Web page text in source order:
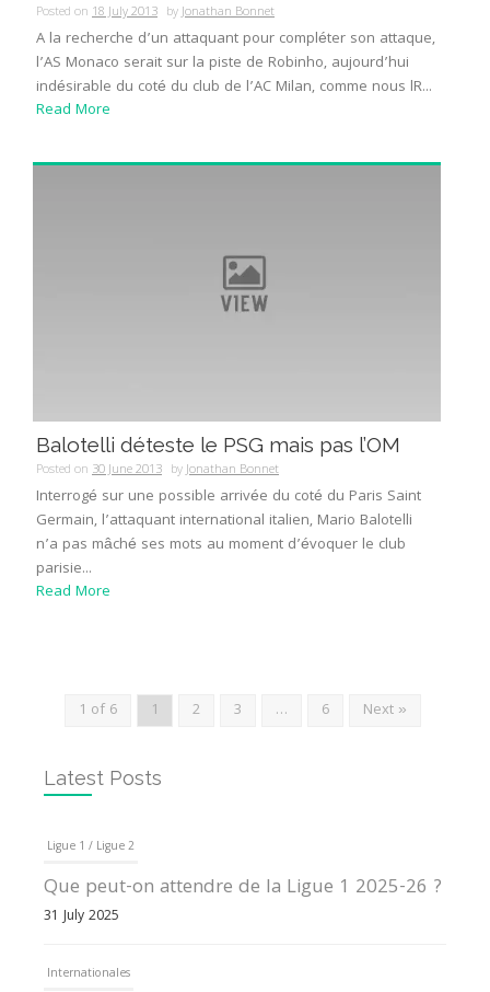
Posted on 18 July 2013 byJonathan Bonnet
A la recherche d’un attaquant pour compléter son attaque,
l’AS Monaco serait sur la piste de Robinho, aujourd’hui
indésirable du coté du club de l’AC Milan, comme nous lR...
Read More
Balotelli déteste le PSG mais pas l’OM
Posted on 30 June 2013 byJonathan Bonnet
Interrogé sur une possible arrivée du coté du Paris Saint
Germain, l’attaquant international italien, Mario Balotelli
n’a pas mâché ses mots au moment d’évoquer le club
parisie...
Read More
1 of 6 1 2 3 … 6 Next »
Latest Posts
Ligue 1 / Ligue 2
Que peut-on attendre de la Ligue 1 2025-26 ?
31 July 2025
Internationales